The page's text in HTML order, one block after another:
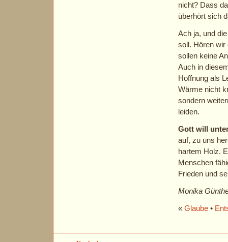
nicht? Dass
überhört sich
Ach ja, und
soll. Hören wir
sollen keine
Auch in
Hoffnung als
Wärme nicht
sondern
leiden.
Gott will
auf, zu uns
hartem Holz.
Menschen
Frieden und
Monika
« Glaube •